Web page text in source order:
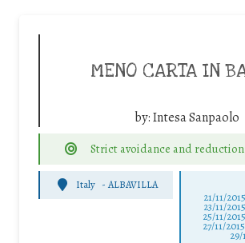
MENO CARTA IN
by:Intesa Sanpaolo
Strict avoidance and
Italy -ALBAVILLA
21/11/
23/11/
25/11/
27/11/
29/